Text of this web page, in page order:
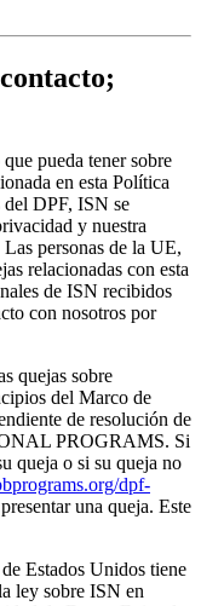
pueda tener sobre
en esta Política
DPF, ISN se
y nuestra
personas de la UE,
relacionadas con esta
de ISN recibidos
con nosotros por
quejas sobre
del Marco de
de resolución de
PROGRAMS. Si
queja o si su queja no
dpf-
una queja. Este
Estados Unidos tiene
ley sobre ISN en